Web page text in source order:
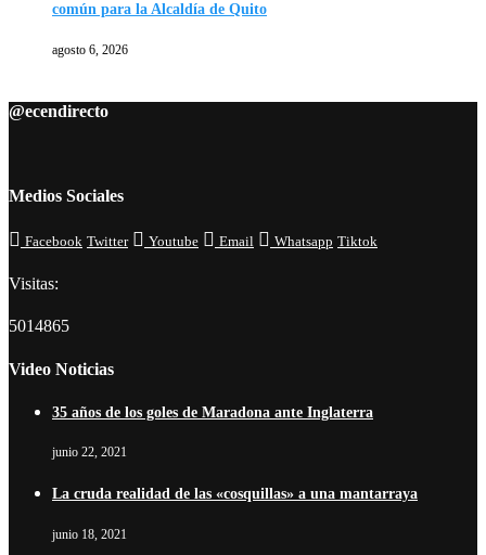
común para la Alcaldía de Quito
agosto 6, 2026
@ecendirecto
Medios Sociales
Facebook Twitter Youtube Email Whatsapp Tiktok
Visitas:
5014865
Video Noticias
35 años de los goles de Maradona ante Inglaterra
junio 22, 2021
La cruda realidad de las «cosquillas» a una mantarraya
junio 18, 2021